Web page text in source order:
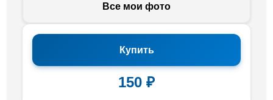
Все мои фото
Купить
150 ₽